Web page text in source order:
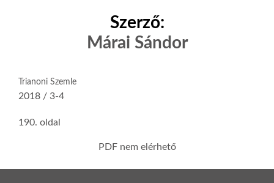
Szerző:
Márai Sándor
Trianoni Szemle
2018 / 3-4
190. oldal
PDF nem elérhető